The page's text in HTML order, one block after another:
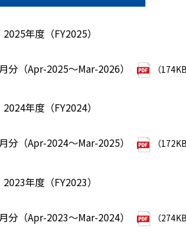
2025年度（FY2025）
分（Apr-2025～Mar-2026） （
2024年度（FY2024）
分（Apr-2024～Mar-2025） （
2023年度（FY2023）
分（Apr-2023～Mar-2024） （